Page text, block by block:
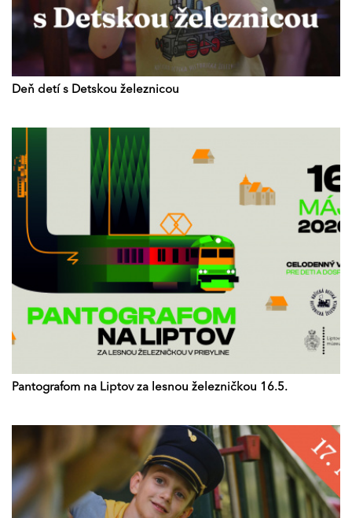
Deň detí s Detskou železnicou
Pantografom na Liptov za lesnou železničkou 16.5.